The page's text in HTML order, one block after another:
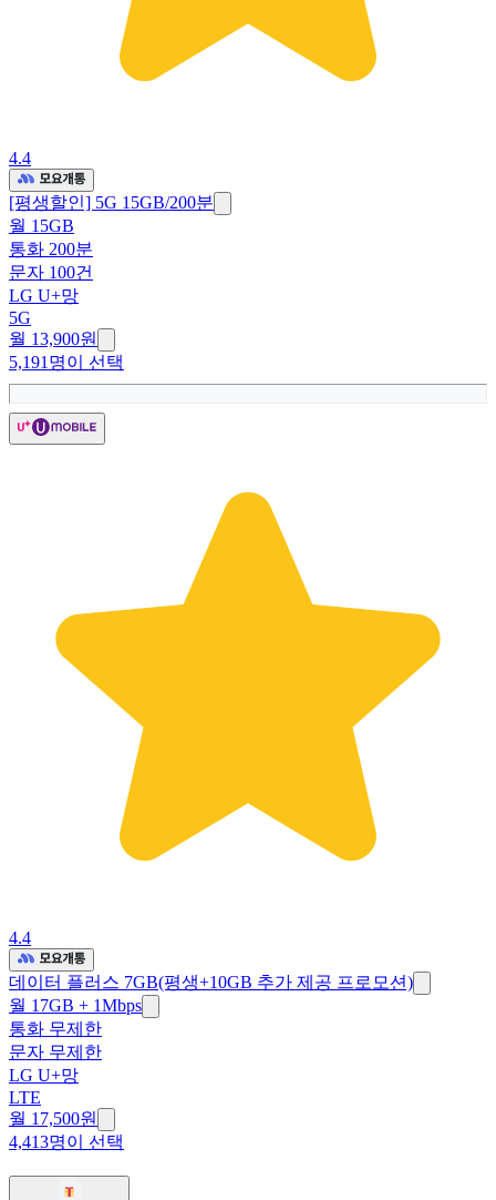
4.4
[평생할인] 5G 15GB/200분
월 15GB
통화 200분
문자 100건
LG U+망
5G
월 13,900원
5,191명이 선택
4.4
데이터 플러스 7GB(평생+10GB 추가 제공 프로모션)
월 17GB + 1Mbps
통화 무제한
문자 무제한
LG U+망
LTE
월 17,500원
4,413명이 선택